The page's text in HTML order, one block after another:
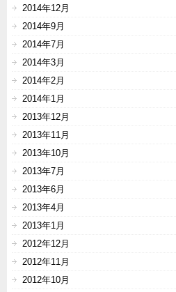
2014年12月
2014年9月
2014年7月
2014年3月
2014年2月
2014年1月
2013年12月
2013年11月
2013年10月
2013年7月
2013年6月
2013年4月
2013年1月
2012年12月
2012年11月
2012年10月